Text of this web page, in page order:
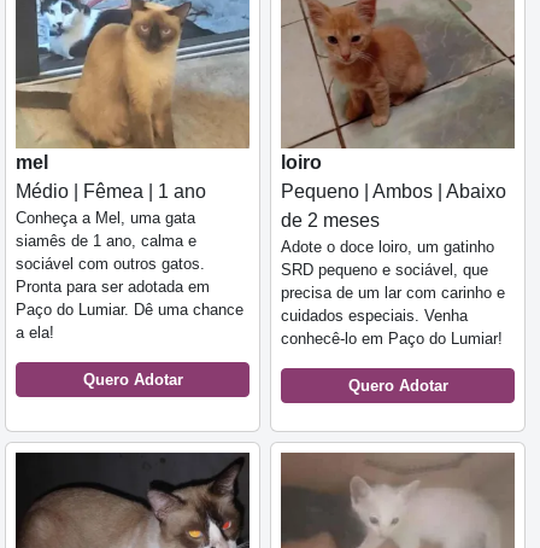
mel
Médio | Fêmea | 1 ano
Conheça a Mel, uma gata
siamês de 1 ano, calma e
sociável com outros gatos.
Pronta para ser adotada em
Paço do Lumiar. Dê uma chance
a ela!
Quero Adotar
loiro
Pequeno | Ambos | Abaixo
de 2 meses
Adote o doce loiro, um gatinho
SRD pequeno e sociável, que
precisa de um lar com carinho e
cuidados especiais. Venha
conhecê-lo em Paço do Lumiar!
Quero Adotar